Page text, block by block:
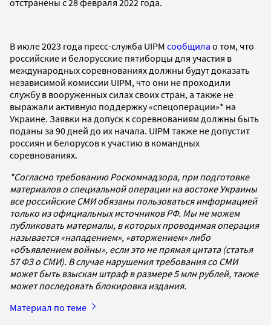
В июле 2023 года пресс-служба UIPM сообщила о том, что
российские и белорусские пятиборцы для участия в
международных соревнованиях должны будут доказать
независимой комиссии UIPM, что они не проходили
службу в вооруженных силах своих стран, а также не
выражали активную поддержку «спецоперации»* на
Украине. Заявки на допуск к соревнованиям должны быть
поданы за 90 дней до их начала. UIPM также не допустит
россиян и белорусов к участию в командных
соревнованиях.
*Согласно требованию Роскомнадзора, при подготовке
материалов о специальной операции на востоке Украины
все российские СМИ обязаны пользоваться информацией
только из официальных источников РФ. Мы не можем
публиковать материалы, в которых проводимая операция
называется «нападением», «вторжением» либо
«объявлением войны», если это не прямая цитата (статья
57 ФЗ о СМИ). В случае нарушения требования со СМИ
может быть взыскан штраф в размере 5 млн рублей, также
может последовать блокировка издания.
Материал по теме